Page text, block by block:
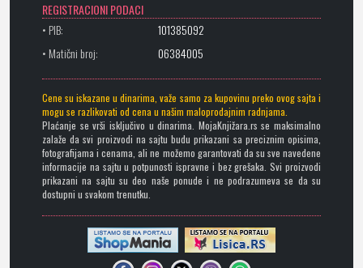
REGISTRACIONI PODACI
• PIB:
101385092
• Matični broj:
06384005
Cene su iskazane u dinarima, važe samo za kupovinu preko ovog sajta i
mogu se razlikovati od cena u našim maloprodajnim radnjama.
Plaćanje se vrši isključivo u dinarima. MojaKnjižara.rs se maksimalno
zalaže da svi proizvodi na sajtu budu prikazani sa preciznim opisima,
fotografijama i cenama, ali ne možemo garantovati da su sve navedene
informacije na sajtu u potpunosti ispravne i bez grešaka. Svi proizvodi
prikazani na sajtu su deo naše ponude i ne podrazumeva se da su
dostupni u svakom trenutku.